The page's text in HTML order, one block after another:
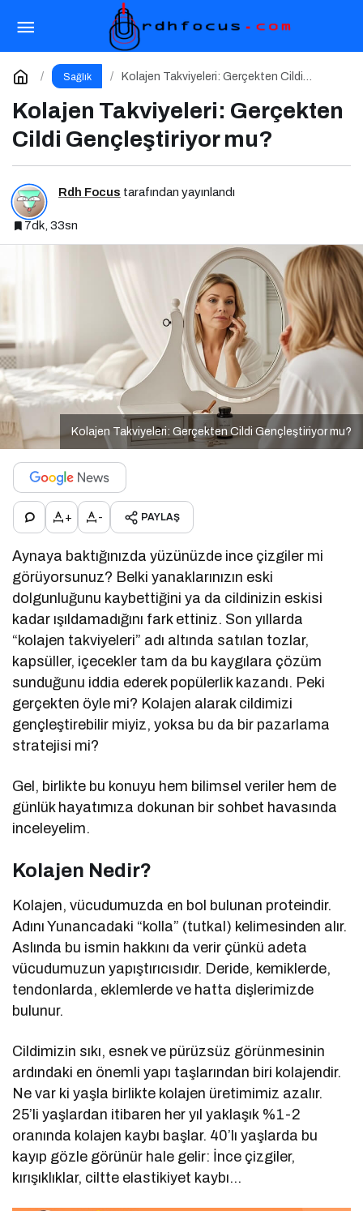
Sağlık
Kolajen Takviyeleri: Gerçekten Cildi
Kolajen Takviyeleri: Gerçekten
Cildi Gençleştiriyor mu?
Rdh Focus tarafından yayınlandı
7dk, 33sn
Kolajen Takviyeleri: Gerçekten Cildi Gençleştiriyor mu?
+ - PAYLAŞ
Aynaya baktığınızda yüzünüzde ince çizgiler mi
görüyorsunuz? Belki yanaklarınızın eski
dolgunluğunu kaybettiğini ya da cildinizin eskisi
kadar ışıldamadığını fark ettiniz. Son yıllarda
“kolajen takviyeleri” adı altında satılan tozlar,
kapsüller, içecekler tam da bu kaygılara çözüm
sunduğunu iddia ederek popülerlik kazandı. Peki
gerçekten öyle mi? Kolajen alarak cildimizi
gençleştirebilir miyiz, yoksa bu da bir pazarlama
stratejisi mi?
Gel, birlikte bu konuyu hem bilimsel veriler hem de
günlük hayatımıza dokunan bir sohbet havasında
inceleyelim.
Kolajen Nedir?
Kolajen, vücudumuzda en bol bulunan proteindir.
Adını Yunancadaki “kolla” (tutkal) kelimesinden alır.
Aslında bu ismin hakkını da verir çünkü adeta
vücudumuzun yapıştırıcısıdır. Deride, kemiklerde,
tendonlarda, eklemlerde ve hatta dişlerimizde
bulunur.
Cildimizin sıkı, esnek ve pürüzsüz görünmesinin
ardındaki en önemli yapı taşlarından biri kolajendir.
Ne var ki yaşla birlikte kolajen üretimimiz azalır.
25’li yaşlardan itibaren her yıl yaklaşık %1-2
oranında kolajen kaybı başlar. 40’lı yaşlarda bu
kayıp gözle görünür hale gelir: İnce çizgiler,
kırışıklıklar, ciltte elastikiyet kaybı…
Anne ve Çocuk Rehberi: Bilgiyle, Sevgiyle,
Güvenle
Yorum Yap